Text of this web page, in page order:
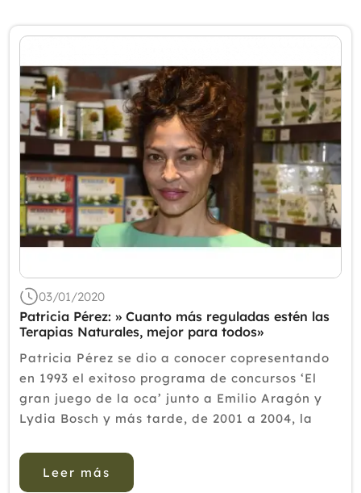
Enero
2024
2023
2022
2021
2020
2019
2016
2015
2014
2013
2012
03/01/2020
Patricia Pérez: » Cuanto más reguladas estén las
Terapias Naturales, mejor para todos»
Patricia Pérez se dio a conocer copresentando
en 1993 el exitoso programa de concursos ‘El
gran juego de la oca’ junto a Emilio Aragón y
Lydia Bosch y más tarde, de 2001 a 2004, la
presentando junto al periodista Víctor Sa...
Leer más